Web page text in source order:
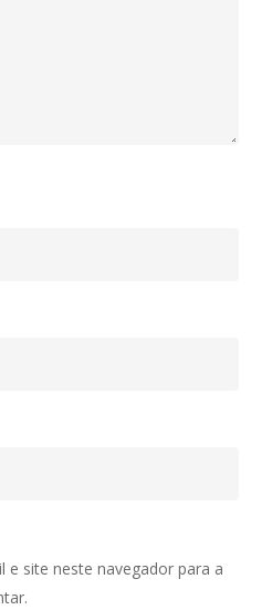
e site neste navegador para a